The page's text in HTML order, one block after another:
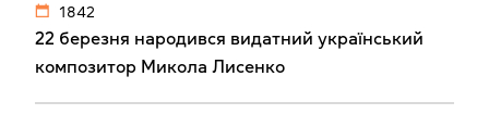
1842
22 березня народився видатний український
композитор Микола Лисенко